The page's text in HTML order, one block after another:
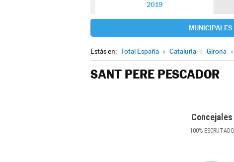
2019
MUNICIPALES
Estás en: Total España » Cataluña » Girona »
SANT PERE PESCADOR
Concejales
100%ESCRUTADO